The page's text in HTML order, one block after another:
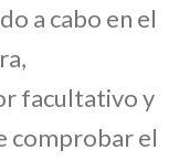
a cabo en el
facultativo y
comprobar el